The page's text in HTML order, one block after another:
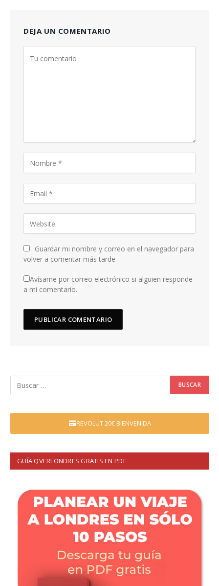
DEJA UN COMENTARIO
Guardar mi nombre y correo en el navegador para
volver a comentar más tarde
Avísame por correo electrónico si alguien responde
a mi comentario.
REVOLUT 20€ BIENVENIDA
GUÍA QVERLONDRES GRATIS EN PDF